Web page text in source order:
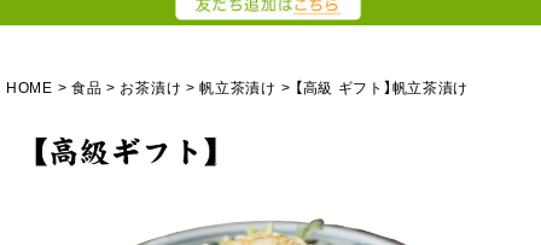
HOME 食品 お茶漬け 帆立茶漬け 【高級 ギフト】帆立茶漬け